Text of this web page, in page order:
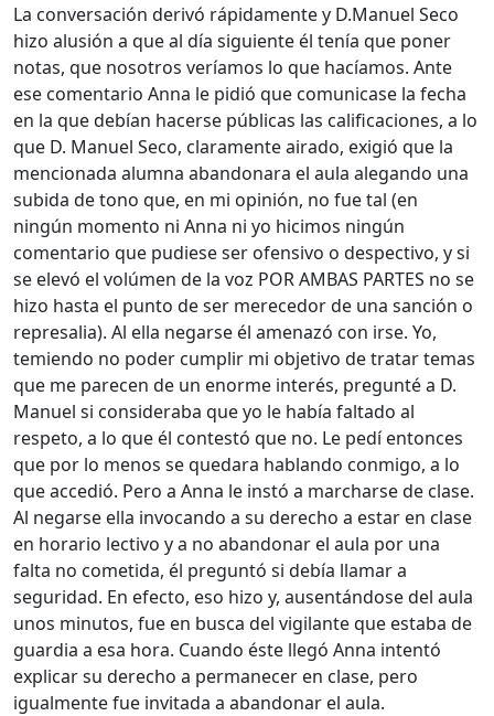
La conversación derivó rápidamente y D.Manuel Seco
hizo alusión a que al día siguiente él tenía que poner
notas, que nosotros veríamos lo que hacíamos. Ante
ese comentario Anna le pidió que comunicase la fecha
en la que debían hacerse públicas las calificaciones, a lo
que D. Manuel Seco, claramente airado, exigió que la
mencionada alumna abandonara el aula alegando una
subida de tono que, en mi opinión, no fue tal (en
ningún momento ni Anna ni yo hicimos ningún
comentario que pudiese ser ofensivo o despectivo, y si
se elevó el volúmen de la voz POR AMBAS PARTES no se
hizo hasta el punto de ser merecedor de una sanción o
represalia). Al ella negarse él amenazó con irse. Yo,
temiendo no poder cumplir mi objetivo de tratar temas
que me parecen de un enorme interés, pregunté a D.
Manuel si consideraba que yo le había faltado al
respeto, a lo que él contestó que no. Le pedí entonces
que por lo menos se quedara hablando conmigo, a lo
que accedió. Pero a Anna le instó a marcharse de clase.
Al negarse ella invocando a su derecho a estar en clase
en horario lectivo y a no abandonar el aula por una
falta no cometida, él preguntó si debía llamar a
seguridad. En efecto, eso hizo y, ausentándose del aula
unos minutos, fue en busca del vigilante que estaba de
guardia a esa hora. Cuando éste llegó Anna intentó
explicar su derecho a permanecer en clase, pero
igualmente fue invitada a abandonar el aula.